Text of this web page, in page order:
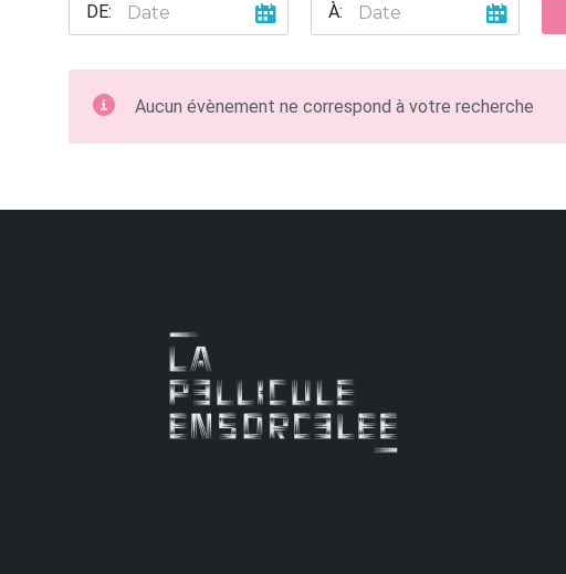
DE: À:
Aucun évènement ne correspond à votre recherche